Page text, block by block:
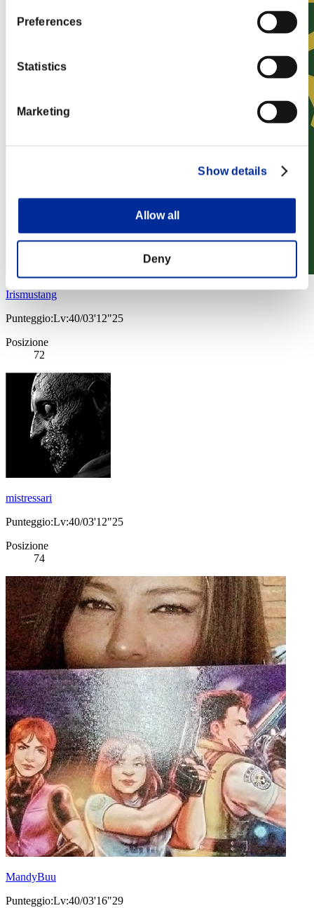
Preferences
Statistics
Marketing
Show details
Allow all
Deny
Irismustang
Punteggio:Lv:40/03'12"25
Posizione
72
mistressari
Punteggio:Lv:40/03'12"25
Posizione
74
MandyBuu
Punteggio:Lv:40/03'16"29